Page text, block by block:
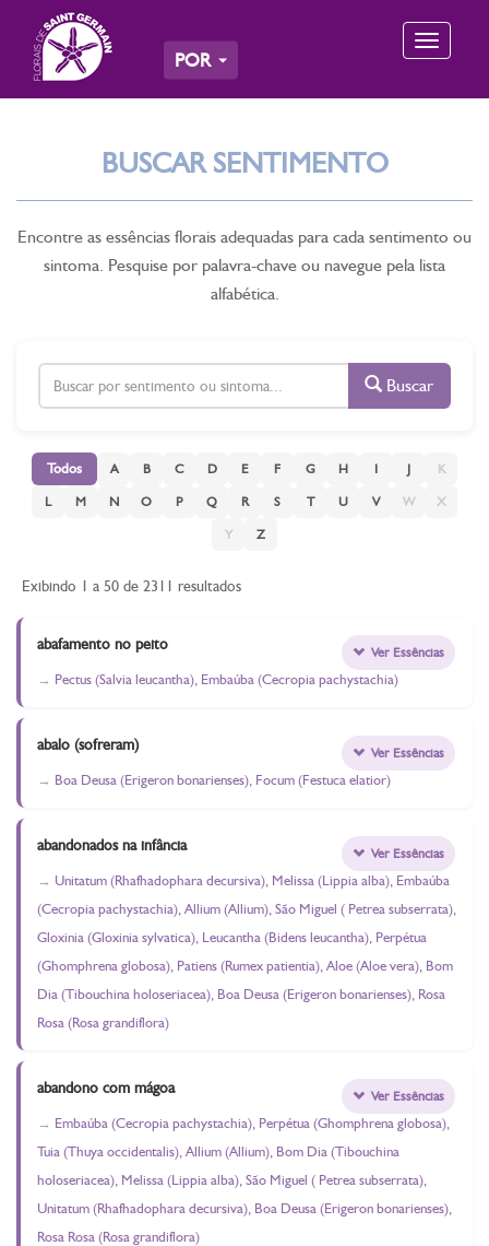
Toggle
POR
BUSCAR SENTIMENTO
Encontre as essências florais adequadas para cada sentimento ou
sintoma. Pesquise por palavra-chave ou navegue pela lista
alfabética.
Buscar
Todos A B C D E F G H I J K
L M N O P Q R S T U V W X
Y Z
Exibindo 1 a 50 de 2311 resultados
abafamento no peito
Pectus (Salvia leucantha), Embaúba (Cecropia pachystachia)
Ver Essências
abalo (sofreram)
Boa Deusa (Erigeron bonarienses), Focum (Festuca elatior)
Ver Essências
abandonados na infância
Unitatum (Rhafhadophara decursiva), Melissa (Lippia alba), Embaúba
(Cecropia pachystachia), Allium (Allium), São Miguel ( Petrea subserrata),
Gloxinia (Gloxinia sylvatica), Leucantha (Bidens leucantha), Perpétua
(Ghomphrena globosa), Patiens (Rumex patientia), Aloe (Aloe vera), Bom
Dia (Tibouchina holoseriacea), Boa Deusa (Erigeron bonarienses), Rosa
Rosa (Rosa grandiflora)
Ver Essências
abandono com mágoa
Embaúba (Cecropia pachystachia), Perpétua (Ghomphrena globosa),
Tuia (Thuya occidentalis), Allium (Allium), Bom Dia (Tibouchina
holoseriacea), Melissa (Lippia alba), São Miguel ( Petrea subserrata),
Unitatum (Rhafhadophara decursiva), Boa Deusa (Erigeron bonarienses),
Rosa Rosa (Rosa grandiflora)
Ver Essências